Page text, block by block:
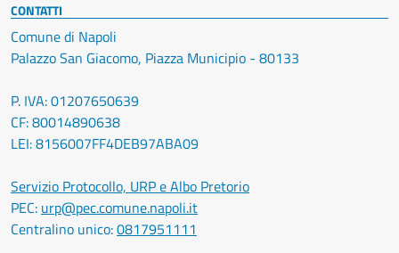
CONTATTI
Comune di Napoli
Palazzo San Giacomo, Piazza Municipio - 80133
P. IVA: 01207650639
CF: 80014890638
LEI: 8156007FF4DEB97ABA09
Servizio Protocollo, URP e Albo Pretorio
PEC: urp@pec.comune.napoli.it
Centralino unico:0817951111